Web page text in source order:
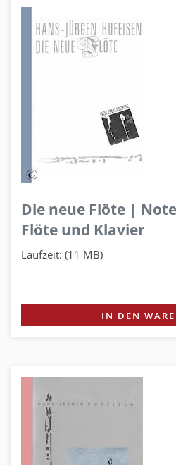
Die neue Flöte |
Flöte und Klavier
Laufzeit: (11 MB)
IN DEN